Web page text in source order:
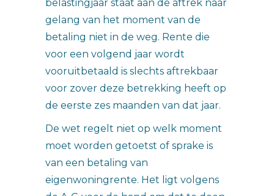
belastingjaar staat aan de aftrek naar
gelang van het moment van de
betaling niet in de weg. Rente die
voor een volgend jaar wordt
vooruitbetaald is slechts aftrekbaar
voor zover deze betrekking heeft op
de eerste zes maanden van dat jaar.
De wet regelt niet op welk moment
moet worden getoetst of sprake is
van een betaling van
eigenwoningrente. Het ligt volgens